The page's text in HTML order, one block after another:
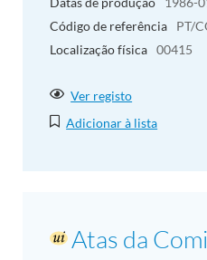
Código de referência
PT/
Localização física 00415
Ver registo
Adicionar à lista
Atas da